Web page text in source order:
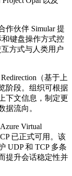
作伙伴 Simular 提
键盘操作方式控
互方式与人类用户
（基于上
阶段。组织可根据
下文信息，制定更
据流向。
Virtual
已正式可用。该
UDP 和 TCP 多条
提升会话稳定性并